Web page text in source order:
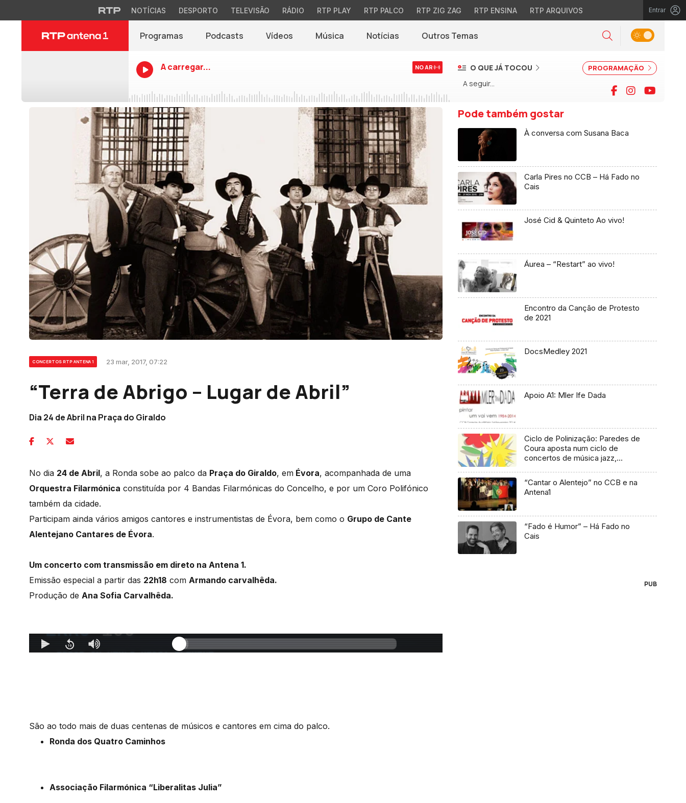
NOTÍCIAS DESPORTO TELEVISÃO RÁDIO RTP PLAY RTP PALCO RTP ZIG ZAG RTP ENSINA RTP ARQUIVOS Entrar
Programas Podcasts Vídeos Música Notícias(abre em nova janela)
Outros Temas Pesquisar
Alternar tema
A carregar... NO AR PROGRAMAÇÃO
O QUE JÁ TOCOU
A seguir...
Facebook
Instagram
CONCERTOS RTP ANTENA 1 23 mar, 2017, 07:22
“Terra de Abrigo – Lugar de Abril”
Dia 24 de Abril na Praça do Giraldo
No dia 24 de Abril, a Ronda sobe ao palco da Praça do Giraldo, em Évora, acompanhada de uma
Orquestra Filarmónica constituída por 4 Bandas Filarmónicas do Concelho, e por um Coro Polifónico
também da cidade.
Participam ainda vários amigos cantores e instrumentistas de Évora, bem como o Grupo de Cante
Alentejano Cantares de Évora.
Um concerto com transmissão em direto na Antena 1.
Emissão especial a partir das 22h18 com Armando carvalhêda.
Produção de Ana Sofia Carvalhêda.
São ao todo mais de duas centenas de músicos e cantores em cima do palco.
Ronda dos Quatro Caminhos
Associação Filarmónica “Liberalitas Julia”
Pode também gostar
À conversa com Susana Baca
Carla Pires no CCB – Há Fado no
Cais
José Cid & Quinteto Ao vivo!
Áurea – “Restart” ao vivo!
Encontro da Canção de Protesto
de 2021
DocsMedley 2021
Apoio A1: Mler Ife Dada
Ciclo de Polinização: Paredes de
Coura aposta num ciclo de
concertos de música jazz,
“Cantar o Alentejo” no CCB e na
Antena1
“Fado é Humor” – Há Fado no
Cais
PUB